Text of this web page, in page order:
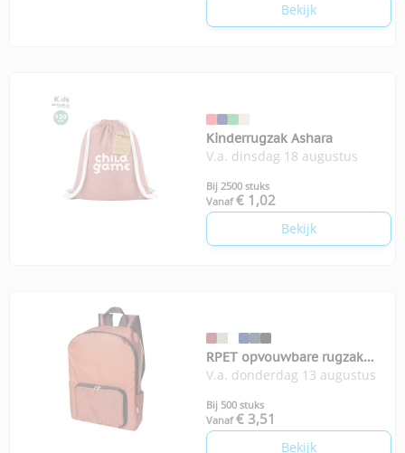
Bekijk
Kinderrugzak Ashara
V.a. dinsdag 18 augustus
Bij 2500 stuks
Vanaf € 1,02
Bekijk
RPET opvouwbare rugzak
EcoFold
V.a. donderdag 13 augustus
Bij 500 stuks
Vanaf € 3,51
Bekijk